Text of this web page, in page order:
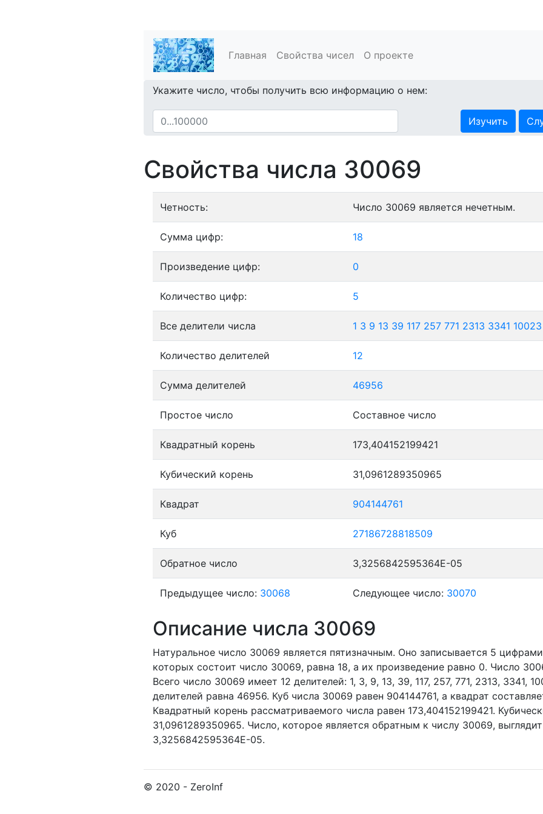
Главная Свойства чисел О проекте
Укажите число, чтобы получить всю информацию о нем:
Изучить
Свойства числа 30069
Четность: Число 30069 является нечетным.
Сумма цифр: 18
Произведение цифр: 0
Количество цифр: 5
Все делители числа 1 3 9 13 39 117 257 771 2313 3341 10023
Количество делителей 12
Сумма делителей 46956
Простое число Составное число
Квадратный корень 173,404152199421
Кубический корень 31,0961289350965
Квадрат 904144761
Куб 27186728818509
Обратное число 3,3256842595364E-05
Предыдущее число: 30068 Следующее число: 30070
Описание числа 30069
Натуральное число 30069 является пятизначным. Оно записывается 5
которых состоит число 30069, равна 18, а их произведение равно 0. Число
Всего число 30069 имеет 12 делителей: 1, 3, 9, 13, 39, 117, 257, 771, 2313, 3341,
делителей равна 46956. Куб числа 30069 равен 904144761, а квадрат
Квадратный корень рассматриваемого числа равен 173,404152199421.
31,0961289350965. Число, которое является обратным к числу 30069,
3,3256842595364E-05.
© 2020 - ZeroInf